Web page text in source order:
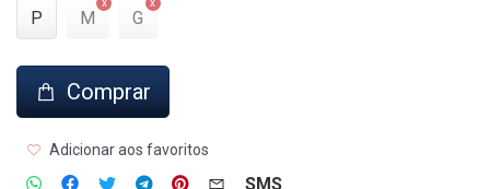
P M G
Comprar
Adicionar aos favoritos
SMS